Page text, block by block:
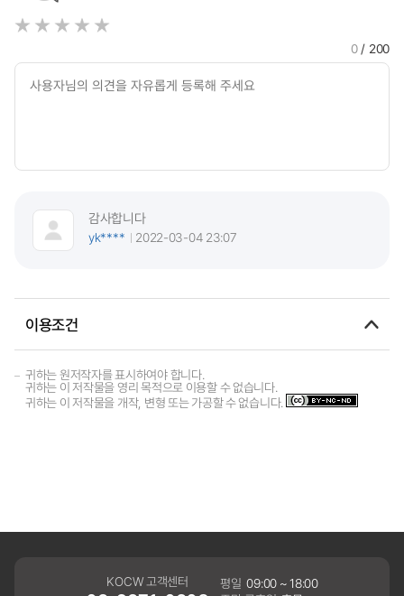
0/ 200
감사합니다
yk****
2022-03-04 23:07
이용조건
귀하는 원저작자를 표시하여야 합니다.
귀하는 이 저작물을 영리 목적으로 이용할 수 없습니다.
귀하는 이 저작물을 개작, 변형 또는 가공할 수 없습니다.
KOCW 고객센터 평일 09:00 ~ 18:00